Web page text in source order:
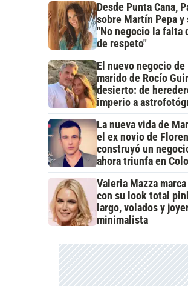
Desde Punta Cana,
sobre Martín Pepa y
"No negocio la falta
de respeto"
El nuevo negocio de
marido de Rocío
desierto: de
imperio a
La nueva vida de
el ex novio de
construyó un
ahora triunfa en
Valeria Mazza
con su look total
largo, volados y
minimalista